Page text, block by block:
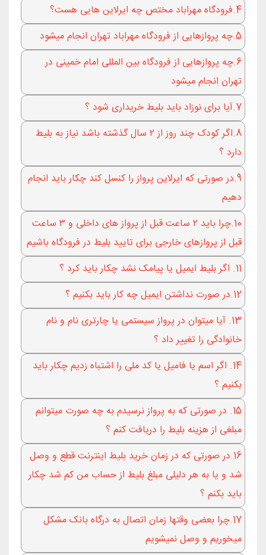
4.فرودگاه مهراباد مختص چه ایرلاین هایی هست؟
5.چه پروازهایی از فرودگاه مهراباد تهران انجام میشود
6.چه پروازهایی از فرودگاه بین المللی امام خمینی در
تهران انجام میشود
7.آیا برای نوزاد باید بلیط خریداری شود ؟
8.اگر کودک چند روز از ۲ سال گذشته باشد نیاز به بلیط
دارد ؟
9.در صورتی که ایرلاین پرواز را کنسل کند چکار باید انجام
دهیم
10.چرا باید ۲ ساعت قبل از پرواز های داخلی و ۳ ساعت
قبل از پروازهای خارجی برای تایید بلیط در فرودگاه باشیم
11. اگر بلیط ایمیل یا پیامک نشد چکار باید کرد ؟
12.در صورت نداشتن ایمیل چه کار باید بکنیم ؟
13. آیا میتوان در پرواز سیستمی یا چارتری نام و نام
خانوادگی را تغییر داد ؟
14. اگر اسم‌ یا فامیل یا کد ملی را اشتباه زدیم چکار باید
بکنیم ؟
15. در صورتی که به پرواز نرسیدم به چه صورت میتوانم
مبلغی از هزینه بلیط را دریافت کنم ؟
16.در صورتی که در زمان خرید بلیط اینترنت قطع و وصل
شد و یا به هر دلیلی مبلغ بلیط از حساب من کم شد چکار
باید بکنم ؟
17.چرا بعضی وقتها زمان اتصال به درگاه بانک مشکل
میخوریم و وصل نمیشویم